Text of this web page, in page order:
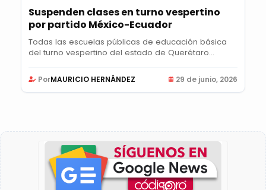
Suspenden clases en turno vespertino
por partido México-Ecuador
Todas las escuelas públicas de educación básica
del turno vespertino del estado de Querétaro...
PorMAURICIO HERNÁNDEZ 29 de junio, 2026